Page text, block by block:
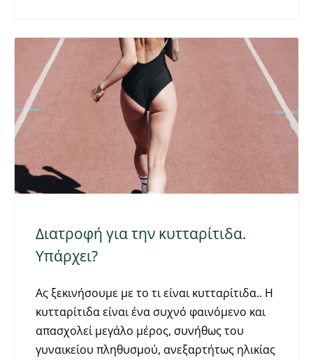
Διατροφή για την κυτταρίτιδα.
Υπάρχει?
Ας ξεκινήσουμε με το τι είναι κυτταρίτιδα.. Η
κυτταρίτιδα είναι ένα συχνό φαινόμενο και
απασχολεί μεγάλο μέρος, συνήθως του
γυναικείου πληθυσμού, ανεξαρτήτως ηλικίας